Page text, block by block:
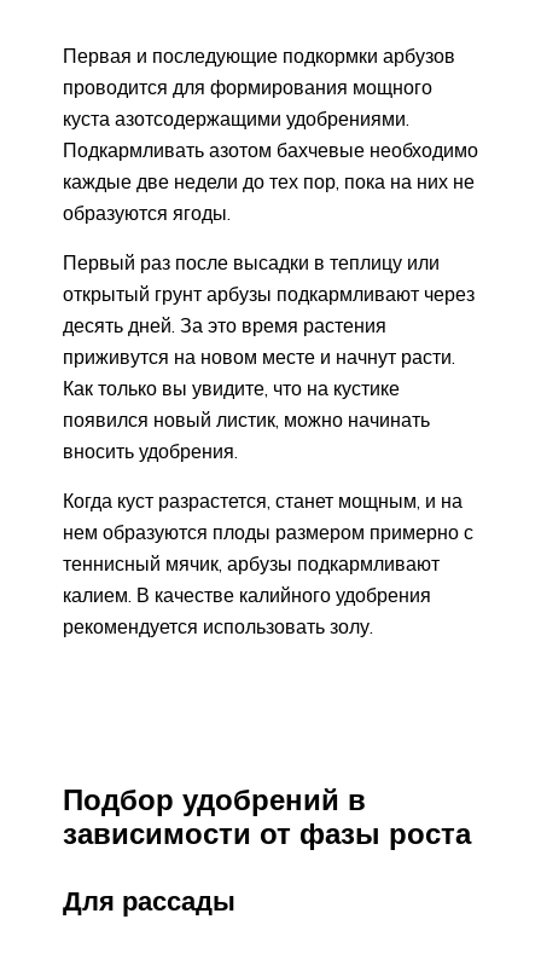
Первая и последующие подкормки арбузов
проводится для формирования мощного
куста азотсодержащими удобрениями.
Подкармливать азотом бахчевые необходимо
каждые две недели до тех пор, пока на них не
образуются ягоды.
Первый раз после высадки в теплицу или
открытый грунт арбузы подкармливают через
десять дней. За это время растения
приживутся на новом месте и начнут расти.
Как только вы увидите, что на кустике
появился новый листик, можно начинать
вносить удобрения.
Когда куст разрастется, станет мощным, и на
нем образуются плоды размером примерно с
теннисный мячик, арбузы подкармливают
калием. В качестве калийного удобрения
рекомендуется использовать золу.
Подбор удобрений в
зависимости от фазы роста
Для рассады